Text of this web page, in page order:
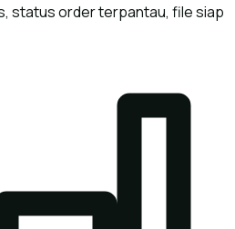
status order terpantau, file siap